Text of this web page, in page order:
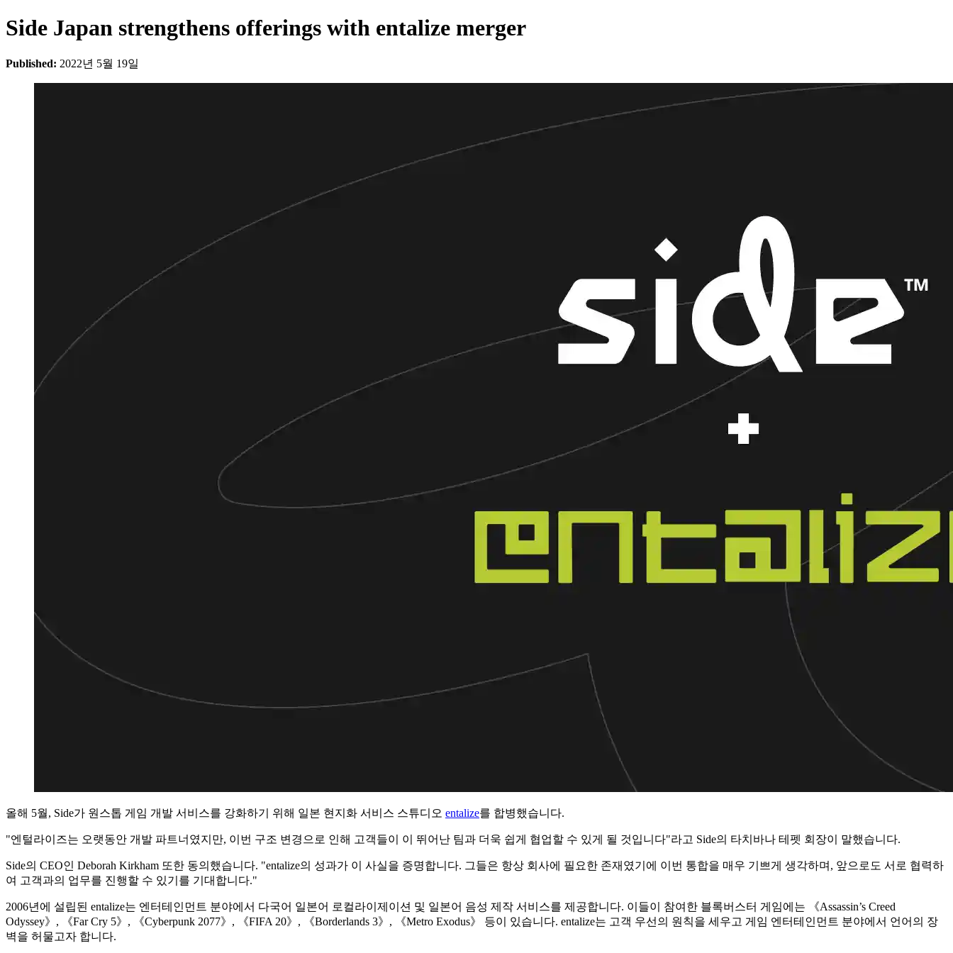
Side Japan strengthens offerings with entalize merger
Published: 2022년 5월 19일
올해 5월, Side가 원스톱 게임 개발 서비스를 강화하기 위해 일본 현지화 서비스 스튜디오 entalize를 합병했습니다.
"엔털라이즈는 오랫동안 개발 파트너였지만, 이번 구조 변경으로 인해 고객들이 이 뛰어난 팀과 더욱 쉽게 협업할 수 있게 될 것입니다"라고 Side의 타치바나 테펫 회장이 말했습니다.
Side의 CEO인 Deborah Kirkham 또한 동의했습니다. "entalize의 성과가 이 사실을 증명합니다. 그들은 항상 회사에 필요한 존재였기에 이번 통합을 매우 기쁘게 생각하며, 앞으로도 서로 협력하
여 고객과의 업무를 진행할 수 있기를 기대합니다."
2006년에 설립된 entalize는 엔터테인먼트 분야에서 다국어 일본어 로컬라이제이션 및 일본어 음성 제작 서비스를 제공합니다. 이들이 참여한 블록버스터 게임에는 《Assassin’s Creed
Odyssey》, 《Far Cry 5》, 《Cyberpunk 2077》, 《FIFA 20》, 《Borderlands 3》, 《Metro Exodus》 등이 있습니다. entalize는 고객 우선의 원칙을 세우고 게임 엔터테인먼트 분야에서 언어의 장
벽을 허물고자 합니다.